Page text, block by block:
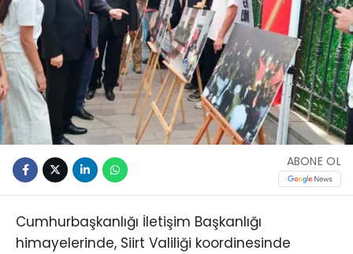
ABONE OL
Cumhurbaşkanlığı İletişim Başkanlığı
himayelerinde, Siirt Valiliği koordinesinde